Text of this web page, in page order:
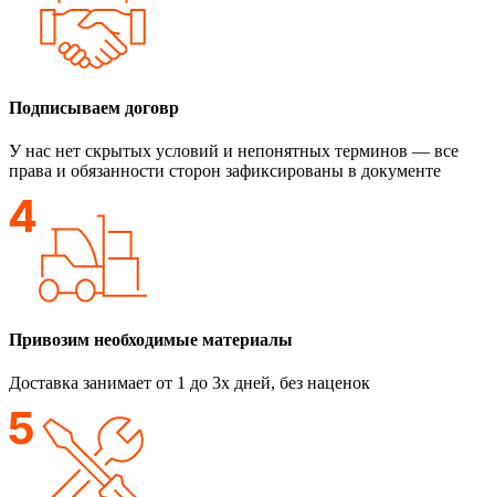
Подписываем договр
У нас нет скрытых условий и непонятных терминов — все
права и обязанности сторон зафиксированы в документе
Привозим необходимые материалы
Доставка занимает от 1 до 3х дней, без наценок